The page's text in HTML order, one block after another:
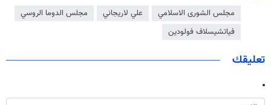
مجلس الشورى الاسلامي علي لاريجاني
مجلس الدوما الروسي
فیاتشیسلاف فولودین
تعليقك